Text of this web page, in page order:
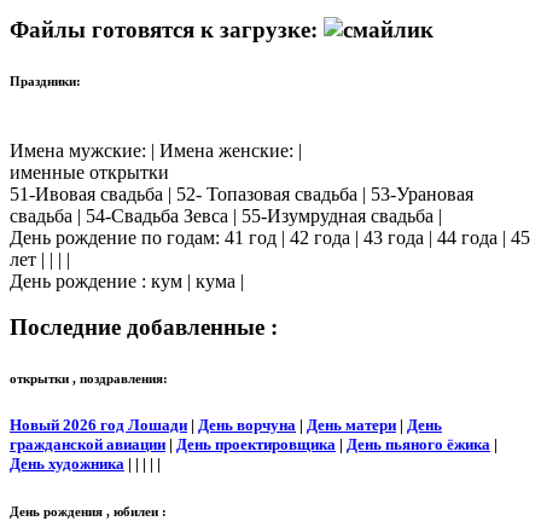
Файлы готовятся к загрузке:
Праздники:
Имена мужские: | Имена женские: |
именные открытки
51-Ивовая свадьба | 52- Топазовая свадьба | 53-Урановая
свадьба | 54-Свадьба Зевса | 55-Изумрудная свадьба |
День рождение по годам: 41 год | 42 года | 43 года | 44 года | 45
лет | | | |
День рождение : кум | кума |
Последние добавленные :
открытки , поздравления:
Новый 2026 год Лошади | День ворчуна | День матери | День
гражданской авиации | День проектировщика | День пьяного ёжика |
День художника | | | | |
День рождения , юбилеи :